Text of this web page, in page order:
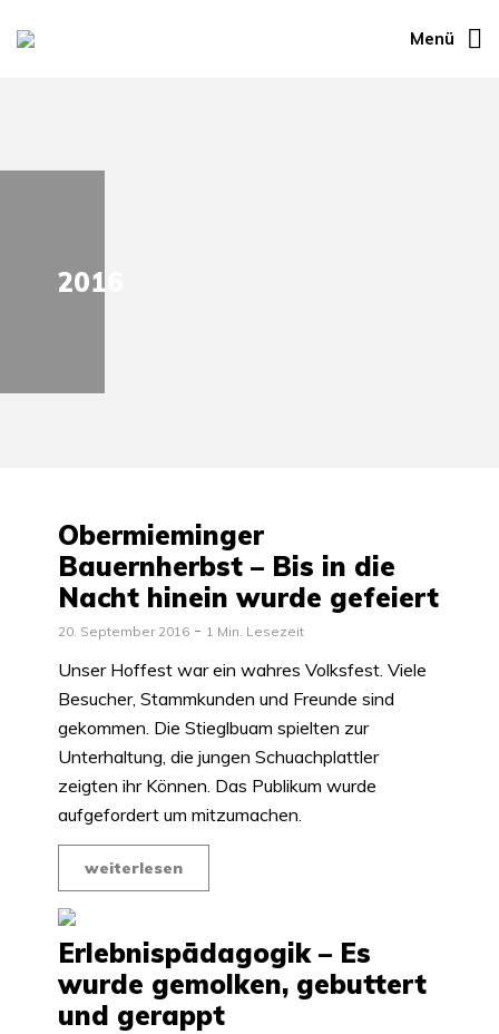
Menü
2016
Obermieminger
Bauernherbst – Bis in die
Nacht hinein wurde gefeiert
20. September 2016 1 Min. Lesezeit
Unser Hoffest war ein wahres Volksfest. Viele
Besucher, Stammkunden und Freunde sind
gekommen. Die Stieglbuam spielten zur
Unterhaltung, die jungen Schuachplattler
zeigten ihr Können. Das Publikum wurde
aufgefordert um mitzumachen.
weiterlesen
Erlebnispädagogik – Es
wurde gemolken, gebuttert
und gerappt